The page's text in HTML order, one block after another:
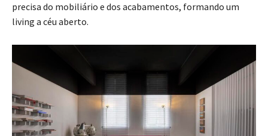
precisa do mobiliário e dos acabamentos, formando um
living a céu aberto.